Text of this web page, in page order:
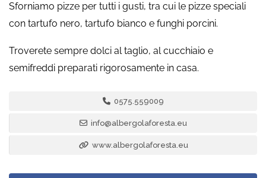
Sforniamo pizze per tutti i gusti, tra cui le pizze speciali
con tartufo nero, tartufo bianco e funghi porcini.
Troverete sempre dolci al taglio, al cucchiaio e
semifreddi preparati rigorosamente in casa.
0575.559009
info@albergolaforesta.eu
www.albergolaforesta.eu